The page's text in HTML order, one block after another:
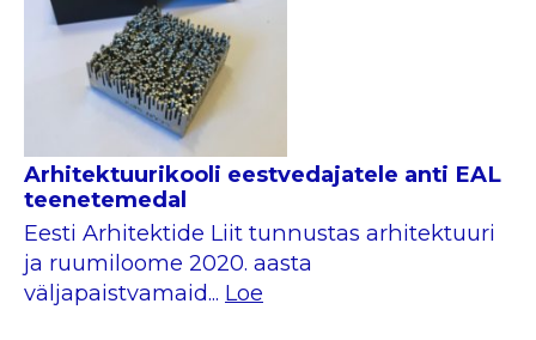
Arhitektuurikooli eestvedajatele anti EAL
teenetemedal
Eesti Arhitektide Liit tunnustas arhitektuuri
ja ruumiloome 2020. aasta
väljapaistvamaid... Loe